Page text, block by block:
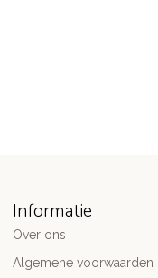
Informatie
Over ons
Algemene voorwaarden